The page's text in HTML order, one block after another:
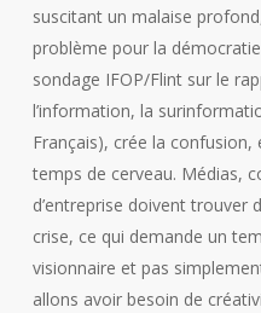
suscitant un malaise
problème pour la
sondage IFOP/Flint sur le
l’information, la
Français), crée la
temps de cerveau. Médias,
d’entreprise doivent trouver
crise, ce qui demande un
visionnaire et pas
allons avoir besoin de